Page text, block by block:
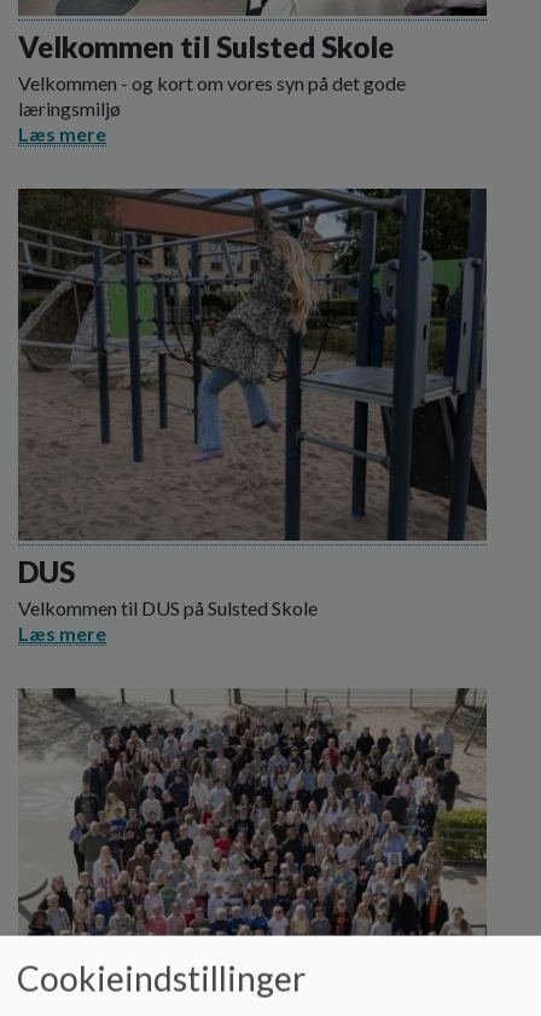
Velkommen til Sulsted Skole
Velkommen - og kort om vores syn på det gode
læringsmiljø
Læs mere
DUS
Velkommen til DUS på Sulsted Skole
Læs mere
Cookieindstillinger